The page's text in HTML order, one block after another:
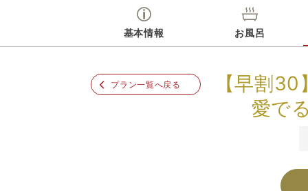
基本情報 お風呂
プラン一覧へ戻る
【早割
愛で